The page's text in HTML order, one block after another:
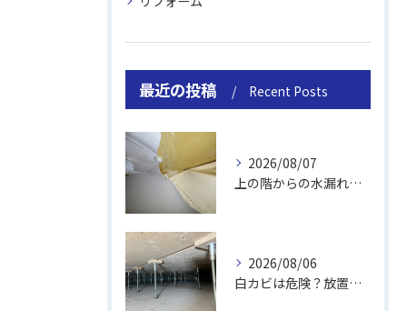
最近の投稿 Recent Posts
2026/08/07
上の階からの水漏れでカビ｜対処法と業者
2026/08/06
白カビは危険？放置のリスクと取り方